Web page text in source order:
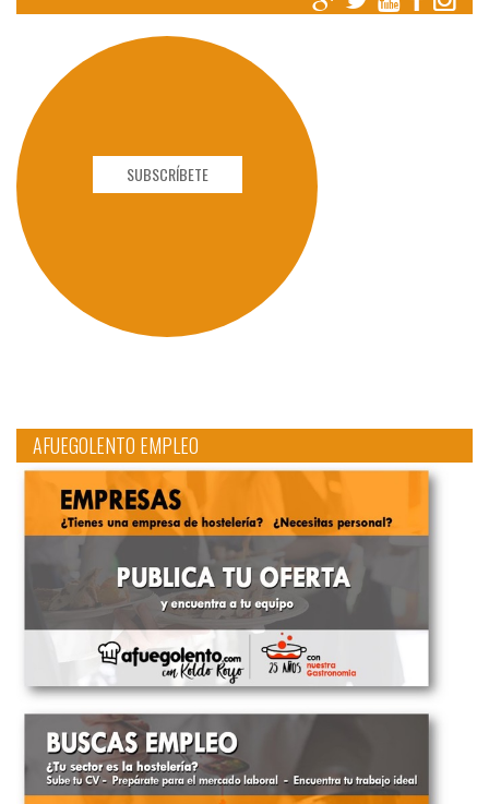
SUBSCRÍBETE
AFUEGOLENTO EMPLEO